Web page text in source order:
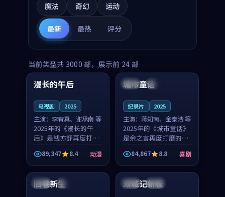
魔法
奇幻 运动
最新 最热 评分
当前类型共 3000 部，展示前 24 部
中国 高分
99:16
漫长的午后
电视剧 2025
主演： 李宥真、谢承南 等
2025年的《漫长的午
后》是钱亦舒再度打磨
的动漫佳作。中国大陆
的取景与海岛日常的氛
围相互成就，李宥真与
谢承南的对手戏自然克
制，让整部影片在悬念
89,347 8.4 动漫
美国 院线
城市童话
纪录片 2025
主演： 蒋知南、金泰浩 等
2025年的《城市童话》
是余之言再度打磨的喜
剧佳作。美国的取景与
历史战争的氛围相互成
就，蒋知南与金泰浩的
对手戏自然克制，让整
部影片在悬念与温度
84,867 8.8 喜剧
英国 完结
旧巷新生 中国 独播
双城记新版